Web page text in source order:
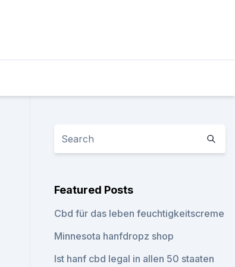
Featured Posts
Cbd für das leben feuchtigkeitscreme
Minnesota hanfdropz shop
Ist hanf cbd legal in allen 50 staaten